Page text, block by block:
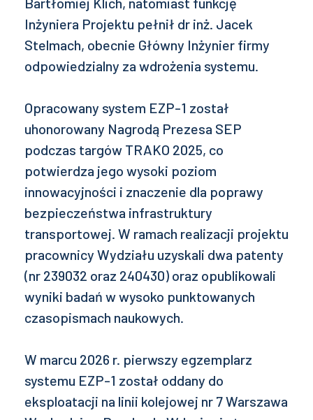
Inżyniera Projektu pełnił dr inż. Jacek
Stelmach, obecnie Główny Inżynier firmy
odpowiedzialny za wdrożenia systemu.
Opracowany system EZP-1 został
uhonorowany Nagrodą Prezesa SEP
podczas targów TRAKO 2025, co
potwierdza jego wysoki poziom
innowacyjności i znaczenie dla poprawy
bezpieczeństwa infrastruktury
transportowej. W ramach realizacji projektu
pracownicy Wydziału uzyskali dwa patenty
(nr 239032 oraz 240430) oraz opublikowali
wyniki badań w wysoko punktowanych
czasopismach naukowych.
W marcu 2026 r. pierwszy egzemplarz
systemu EZP-1 został oddany do
eksploatacji na linii kolejowej nr 7 Warszawa